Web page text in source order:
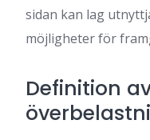
sidan kan lag
möjligheter för
Definition